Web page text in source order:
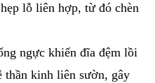
lỗ liên hợp, từ đó chèn
ngực khiến đĩa đệm lồi
thần kinh liên sườn, gây